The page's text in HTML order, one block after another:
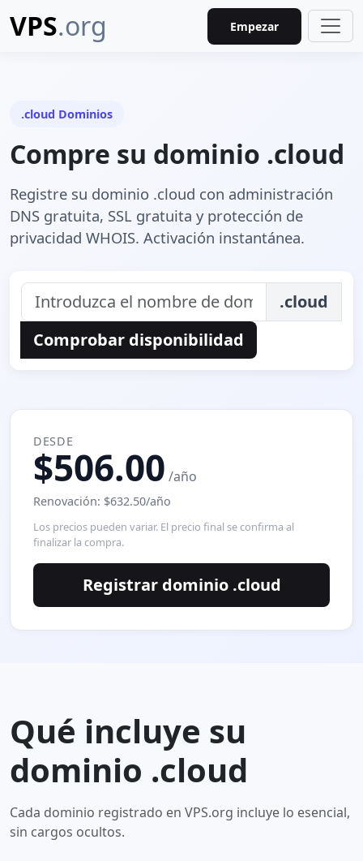
VPS.org Empezar
.cloud Dominios
Compre su dominio .cloud
Registre su dominio .cloud con administración
DNS gratuita, SSL gratuita y protección de
privacidad WHOIS. Activación instantánea.
.cloud
Comprobar disponibilidad
DESDE
$506.00 /año
Renovación: $632.50/año
Los precios pueden variar. El precio final se confirma al
finalizar la compra.
Registrar dominio .cloud
Qué incluye su
dominio .cloud
Cada dominio registrado en VPS.org incluye lo esencial,
sin cargos ocultos.